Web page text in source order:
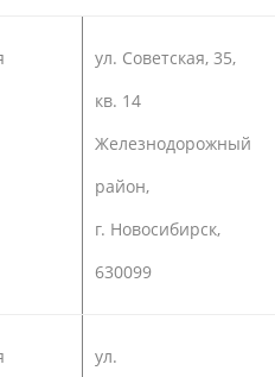
ул. Советская, 35,
кв. 14
Железнодорожный
район,
г. Новосибирск,
630099
ул.